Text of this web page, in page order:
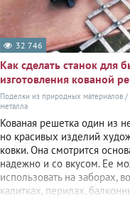
32 746
Как сделать станок для
изготовления кованой
Поделки из природных материалов /
металла
Кованая решетка один из
но красивых изделий
ковки. Она смотрится
надежно и со вкусом. Ее
использовать на заборах,
калитках, перилах,